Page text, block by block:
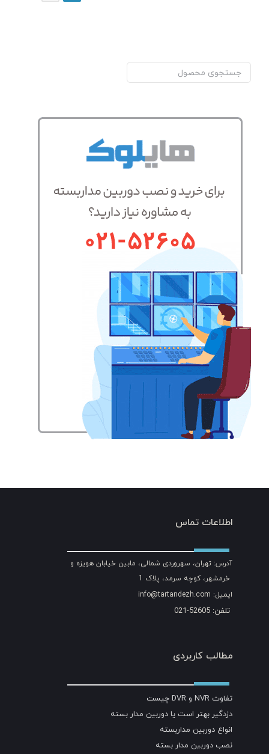
جستجو
اطلاعات تماس
آدرس: تهران، سهروردی شمالی، مابین خیابان هویزه و
خرمشهر، کوچه سرمد، پلاک 1
ایمیل: info@tartandezh.com
تلفن: 52605-021
مطالب کاربردی
تفاوت NVR و DVR چیست
دزدگیر بهتر است یا دوربین مدار بسته
انواع دوربین مداربسته
نصب دوربین مدار بسته